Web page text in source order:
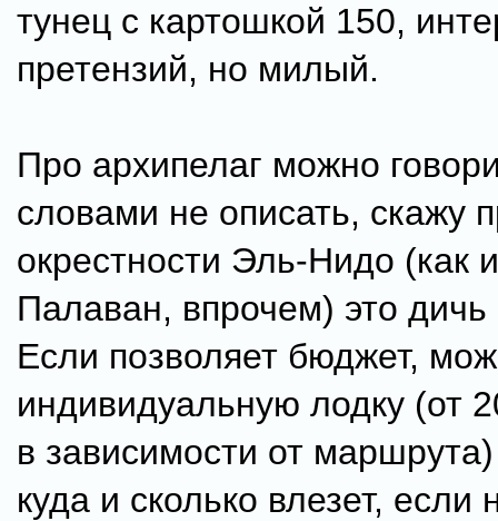
тунец с картошкой 150,
претензий, но милый.
Про архипелаг можно
словами не описать, скажу
окрестности Эль-Нидо (как
Палаван, впрочем) это дичь
Если позволяет бюджет,
индивидуальную лодку (от
в зависимости от
куда и сколько влезет, если